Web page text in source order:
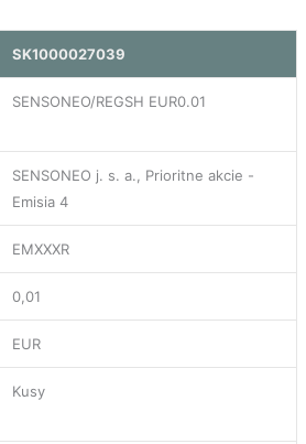
SK1000027039
SENSONEO/REGSH EUR0.01
SENSONEO j. s. a., Prioritne akcie -
Emisia 4
EMXXXR
0,01
EUR
Kusy